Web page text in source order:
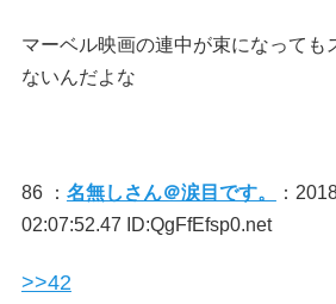
マーベル映画の連中が束になっても
ないんだよな
86 ： 名無しさん＠涙目です。
：
02:07:52.47 ID:QgFfEfsp0.net
>>42